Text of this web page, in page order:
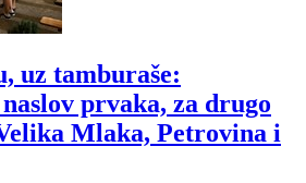
uz tamburaše:
prvaka, za drugo
Mlaka, Petrovina i